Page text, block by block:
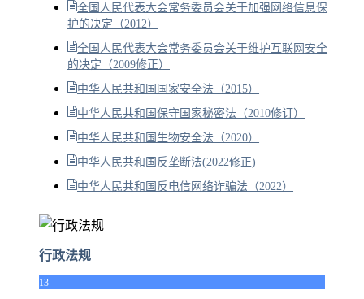
全国人民代表大会常务委员会关于加强网络信息保
护的决定（2012）
全国人民代表大会常务委员会关于维护互联网安全
的决定（2009修正）
中华人民共和国国家安全法（2015）
中华人民共和国保守国家秘密法（2010修订）
中华人民共和国生物安全法（2020）
中华人民共和国反垄断法(2022修正)
中华人民共和国反电信网络诈骗法（2022）
行政法规
13